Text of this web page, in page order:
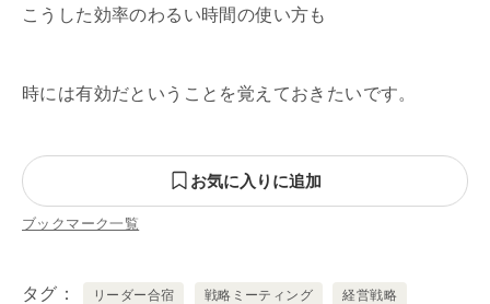
こうした効率のわるい時間の使い方も
時には有効だということを覚えておきたいです。
お気に入りに追加
ブックマーク一覧
タグ リーダー合宿 戦略ミーティング 経営戦略